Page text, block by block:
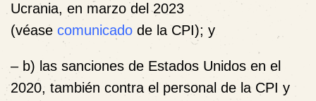
Ucrania, en marzo del 2023
(véase comunicado de la CPI); y
– b) las sanciones de Estados Unidos en el
2020, también contra el personal de la CPI y